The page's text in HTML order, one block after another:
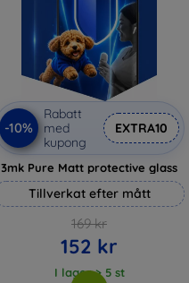
-10%
Rabatt
med
kupong
EXTRA10
3mk Pure Matt protective glass
Tillverkat efter mått
169 kr
152 kr
I lager > 5 st